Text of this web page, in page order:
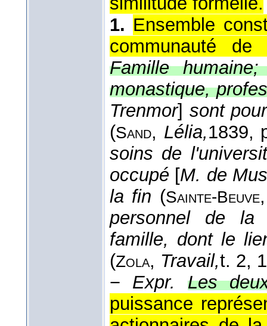
1. Ensemble
communauté
Famille
monastique,
Trenmor] sont
(Sand, Lélia,1839,
soins de
occupé [M. de
la fin (Sainte-Beuve
personnel de la
famille, dont le
(Zola, Travail,t. 2,
− Expr.
Les
puissance